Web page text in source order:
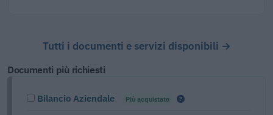
Tutti i documenti e servizi disponibili →
Documenti più richiesti
Bilancio Aziendale Più acquistato